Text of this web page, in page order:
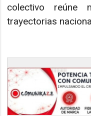
colectivo reúne
trayectorias